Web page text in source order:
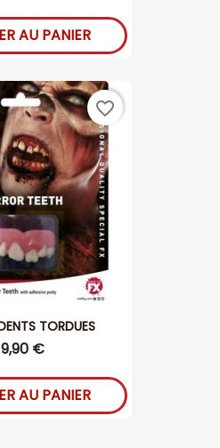
AU PANIER
TORDUES
€
AU PANIER
favorite_border